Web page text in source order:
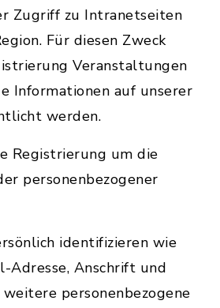
Zugriff zu Intranetseiten
Für diesen Zweck
Veranstaltungen
Informationen auf unserer
werden.
Registrierung um die
personenbezogener
identifizieren wie
Adresse, Anschrift und
personenbezogene